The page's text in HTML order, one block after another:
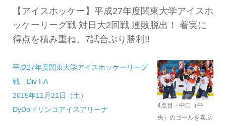
【アイスホッケー】平成27年度関東大学アイスホ
ッケーリーグ戦 対日大2回戦 連敗脱出！ 着実に
得点を積み重ね、7試合ぶり勝利!!
平成27年度関東大学アイスホッケーリーグ
戦 Div I-A
2015年11月21日（土）
DyDoドリンコアイスアリーナ
4点目・中口（中
央）のゴールを喜ぶ